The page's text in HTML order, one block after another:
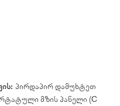
პირდაპირ დამუხტეთ
მზის პანელი (C